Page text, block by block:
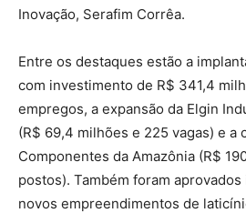
Inovação, Serafim Corrêa.
Entre os destaques estão a
com investimento de R$ 341,4
empregos, a expansão da Elgin
(R$ 69,4 milhões e 225 vagas) e a
Componentes da Amazônia (R$
postos). Também foram
novos empreendimentos de